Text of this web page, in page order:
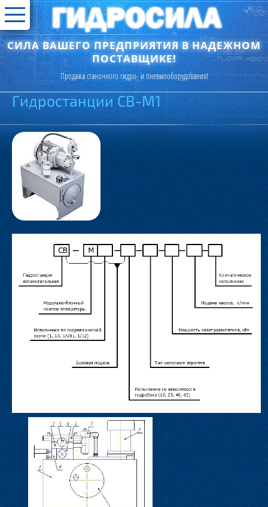
СИЛА ВАШЕГО ПРЕДПРИЯТИЯ В НАДЕЖНОМ
ПОСТАВЩИКЕ!
Продажа станочного гидро- и пневмооборудования!
Гидростанции СВ-М1